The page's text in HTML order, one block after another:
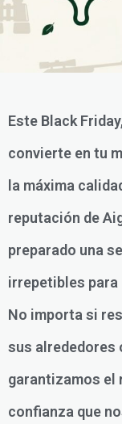
Este Black
convierte en tu
la máxima
reputación de
preparado una
irrepetibles para
No importa si
sus alrededores
garantizamos el
confianza que